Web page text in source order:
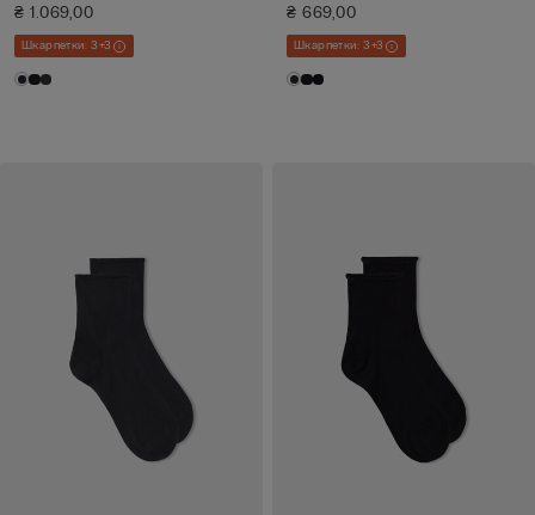
₴ 1.069,00
Шкарпетки: 3+3
₴ 669,00
Шкарпетки: 3+3